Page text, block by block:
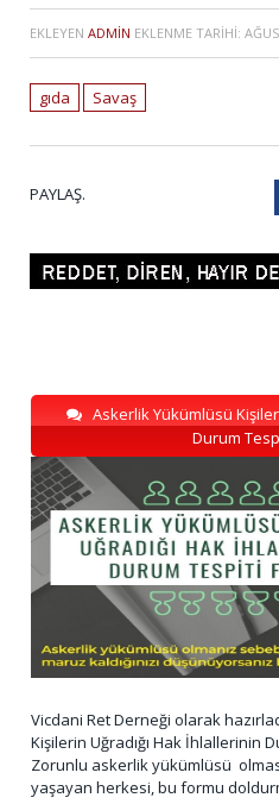
EKLEYEN ADMIN EKLENME TARIHI:
gıda Savaş
PAYLAŞ.
Askerlik Yükümlüsü
Durum
Vicdani Ret Derneği olarak
Kişilerin Uğradığı Hak İhlallerinin
Zorunlu askerlik yükümlüsü
yaşayan herkesi, bu formu